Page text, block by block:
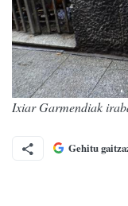
Ixiar Garmendiak
Gehitu